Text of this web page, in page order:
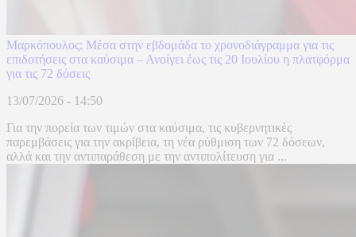
Μαρκόπουλος: Μέσα στην εβδομάδα το χρονοδιάγραμμα για τις
επιδοτήσεις στα καύσιμα – Ανοίγει έως τις 20 Ιουλίου η πλατφόρμα
για τις 72 δόσεις
13/07/2026 - 14:50
Για την πορεία των τιμών στα καύσιμα, τις κυβερνητικές
παρεμβάσεις για την ακρίβεια, τη νέα ρύθμιση των 72 δόσεων,
αλλά και την αντιπαράθεση με την αντιπολίτευση για ...